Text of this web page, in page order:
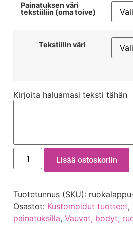
Painatuksen väri
tekstiiliin (oma toive)
Tekstiilin väri
Kirjoita haluamasi teksti tähän
Lisää ostoskoriin
Tuotetunnus (SKU):
Osastot: Kustomoidut tuotteet,
painatuksilla, Vauvat, bodyt,